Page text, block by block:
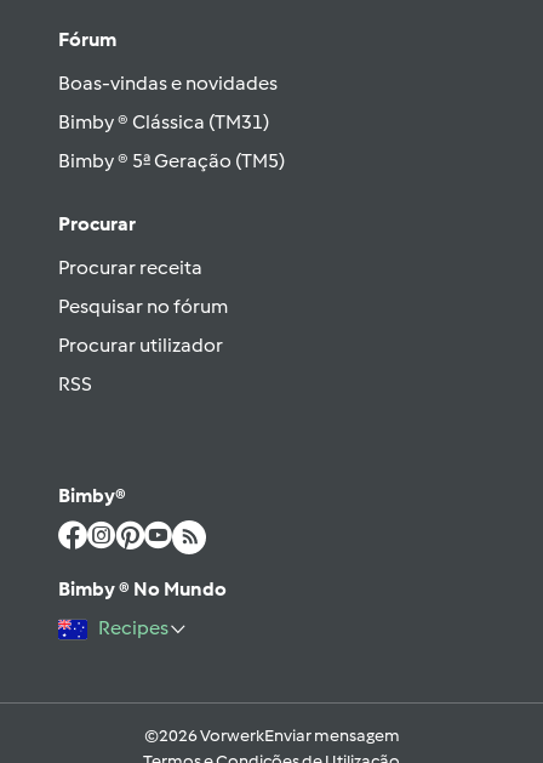
Fórum
Boas-vindas e novidades
Bimby ® Clássica (TM31)
Bimby ® 5ª Geração (TM5)
Procurar
Procurar receita
Pesquisar no fórum
Procurar utilizador
RSS
Bimby®
Bimby ® No Mundo
Recipes
©2026 VorwerkEnviar mensagem